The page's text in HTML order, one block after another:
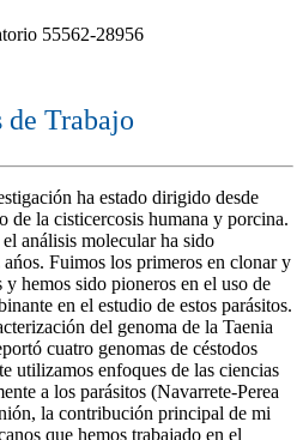
55562-28956
de Trabajo
ha estado dirigido desde
de la cisticercosis humana y porcina.
análisis molecular ha sido
Fuimos los primeros en clonar y
y hemos sido pioneros en el uso de
en el estudio de estos parásitos.
del genoma de la Taenia
cuatro genomas de céstodos
utilizamos enfoques de las ciencias
a los parásitos (Navarrete-Perea
la contribución principal de mi
que hemos trabajado en el